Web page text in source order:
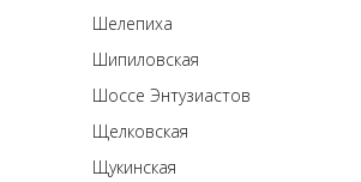
Шелепиха
Шипиловская
Шоссе Энтузиастов
Щелковская
Щукинская